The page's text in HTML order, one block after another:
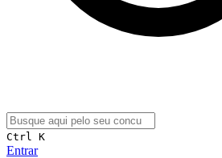
Ctrl K
Entrar